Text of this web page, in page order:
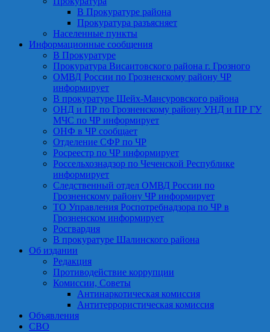
В Прокуратуре района
Прокуратура разъясняет
Населенные пункты
Информационные сообщения
В Прокуратуре
Прокуратура Висаитовского района г. Грозного
ОМВД России по Грозненскому району ЧР
информирует
В прокуратуре Шейх-Мансуровского района
ОНД и ПР по Грозненскому району УНД и ПР ГУ
МЧС по ЧР информирует
ОНФ в ЧР сообщает
Отделение СФР по ЧР
Росреестр по ЧР информирует
Россельхознадзор по Чеченской Республике
информирует
Следственный отдел ОМВД России по
Грозненскому району ЧР информирует
ТО Управления Роспотребнадзора по ЧР в
Грозненском информирует
Росгвардия
В прокуратуре Шалинского района
Об издании
Редакция
Противодействие коррупции
Комиссии, Советы
Антинаркотическая комиссия
Антитеррористическая комиссия
Объявления
СВО